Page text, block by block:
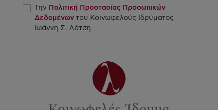
Την Πολιτική Προστασίας Προσωπικών
Δεδομένων του Κοινωφελούς Ιδρύματος
Ιωάννη Σ. Λάτση